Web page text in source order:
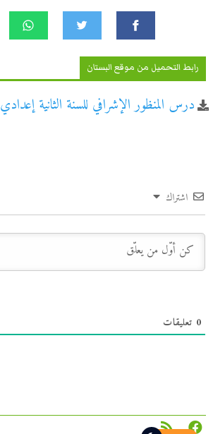
رابط التحميل من موقع البستان
درس المنظور الإشرافي للسنة الثانية إعدادي
اشتراك
0 تعليقات